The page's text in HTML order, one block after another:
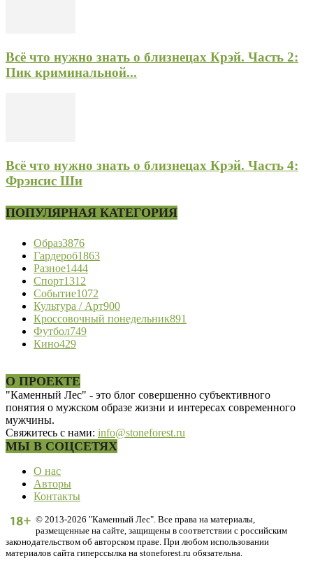
Всё что нужно знать о близнецах Крэй. Часть 2:
Пик криминальной...
Всё что нужно знать о близнецах Крэй. Часть 4:
Фрэнсис Ши
ПОПУЛЯРНАЯ КАТЕГОРИЯ
Образ3876
Гардероб1863
Разное1444
Спорт1312
Событие1072
Культура / Арт900
Кроссовочный понедельник891
Футбол749
Кино429
О ПРОЕКТЕ
"Каменный Лес" - это блог совершенно субъективного
понятия о мужском образе жизни и интересах современного
мужчины.
Свяжитесь с нами: info@stoneforest.ru
МЫ В СОЦСЕТЯХ
О нас
Авторы
Контакты
© 2013-2026 "Каменный Лес". Все права на материалы,
размещенные на сайте, защищены в соответствии с российским
законодательством об авторском праве. При любом использовании
материалов сайта гиперссылка на stoneforest.ru обязательна.